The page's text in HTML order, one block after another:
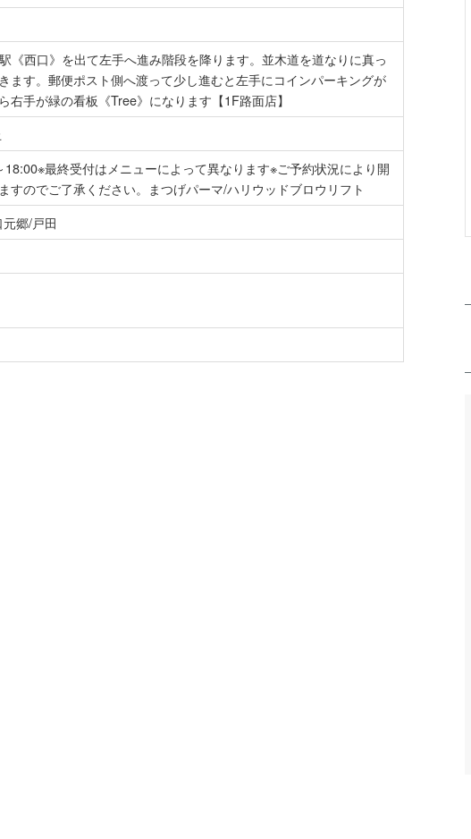
《西口》を出て左手へ進み階段を降ります。並木道を道なりに真っ
ます。郵便ポスト側へ渡って少し進むと左手にコインパーキングが
右手が緑の看板《Tree》になります【1F路面店】
最終受付はメニューによって異なります※ご予約状況により開
すのでご了承ください。まつげパーマ/ハリウッドブロウリフト
郷/戸田